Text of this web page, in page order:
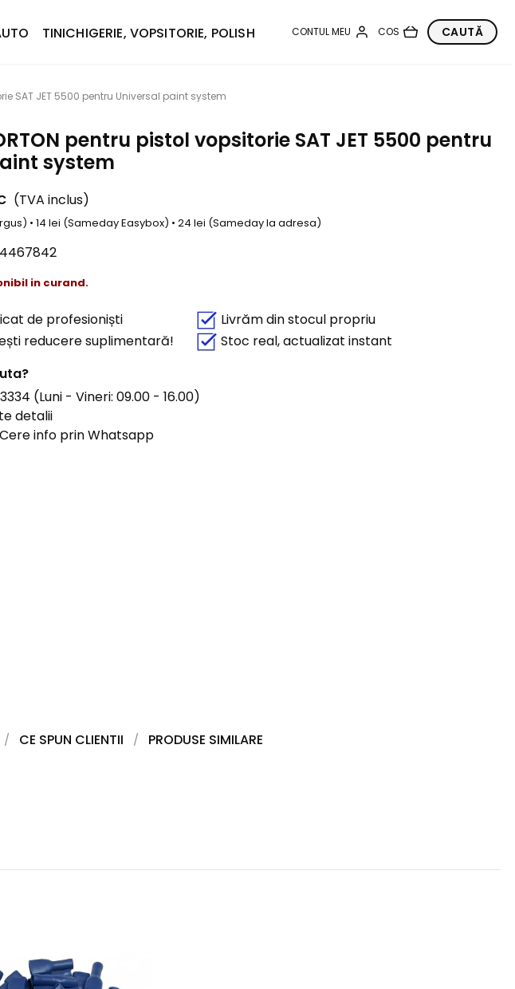
TINICHIGERIE, VOPSITORIE, POLISH
SAT JET 5500 pentru Universal paint system
pentru pistol vopsitorie SAT JET 5500 pentru
system
(TVA inclus)
• 14 lei (Sameday Easybox) • 24 lei (Sameday la adresa)
in curand.
de profesioniști
Livrăm din stocul propriu
reducere suplimentară!
Stoc real, actualizat instant
(Luni - Vineri: 09.00 - 16.00)
detalii
info prin Whatsapp
CE SPUN CLIENTII PRODUSE SIMILARE